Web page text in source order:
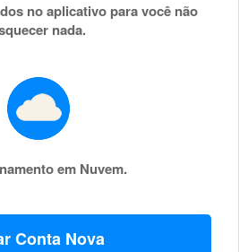
no aplicativo para você não
nada.
em Nuvem.
Conta Nova